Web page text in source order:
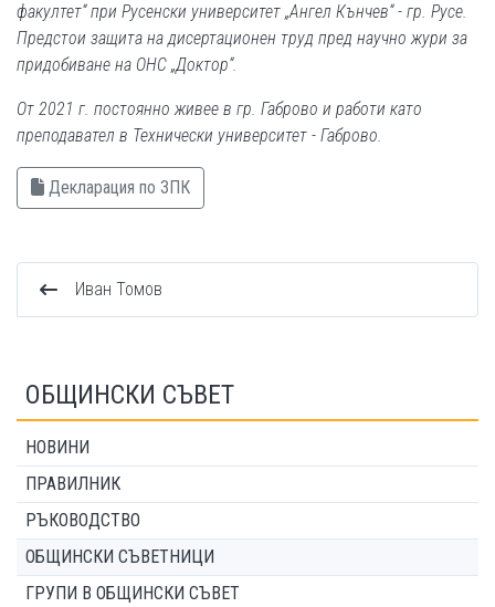
факултет“ при Русенски университет „Ангел Кънчев“ - гр. Русе.
Предстои защита на дисертационен труд пред научно жури за
придобиване на ОНС „Доктор“.
От 2021 г. постоянно живее в гр. Габрово и работи като
преподавател в Технически университет - Габрово.
Декларация по ЗПК
Иван Томов
ОБЩИНСКИ СЪВЕТ
НОВИНИ
ПРАВИЛНИК
РЪКОВОДСТВО
ОБЩИНСКИ СЪВЕТНИЦИ
ГРУПИ В ОБЩИНСКИ СЪВЕТ